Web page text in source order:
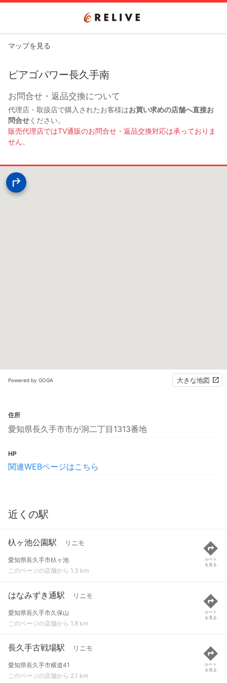
マップを見る
ピアゴパワー長久手南
お問合せ・返品交換について
代理店・取扱店で購入されたお客様はお買い求めの店舗へ直接お
問合せください。
販売代理店ではTV通販のお問合せ・返品交換対応は承っておりま
せん。
Powered by GOGA 大きな地図
住所
愛知県長久手市市が洞二丁目1313番地
HP
関連WEBページはこちら
近くの駅
杁ヶ池公園駅 リニモ
愛知県長久手市杁ヶ池
このページの店舗から 1.3 km
ルート
を見る
はなみずき通駅 リニモ
愛知県長久手市久保山
このページの店舗から 1.8 km
ルート
を見る
長久手古戦場駅 リニモ
愛知県長久手市横道41
このページの店舗から 2.1 km
ルート
を見る